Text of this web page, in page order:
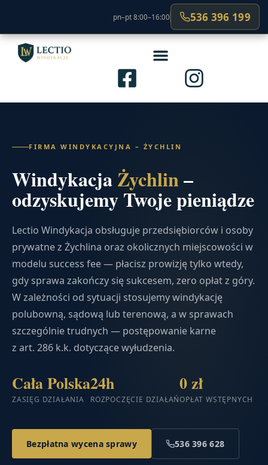
pn–pt 8:00–16:00 536 396 199
FIRMA WINDYKACYJNA – ŻYCHLIN
WindykacjaŻychlin–
odzyskujemy Twoje pieniądze
Lectio Windykacja obsługuje przedsiębiorców i osoby
prywatne z Żychlina oraz okolicznych miejscowości w
modelu success fee — płacisz prowizję tylko wtedy,
gdy sprawa zakończy się sukcesem, zero opłat z góry.
W zależności od sytuacji stosujemy windykację
polubowną, sądową lub terenową, a w sprawach
szczególnie trudnych — postępowanie karne
z art. 286 k.k. dotyczące wyłudzenia.
Cała Polska
ZASIĘG DZIAŁANIA
24h
ROZPOCZĘCIE DZIAŁAŃ
0 zł
OPŁAT WSTĘPNYCH
Bezpłatna wycena sprawy 536 396 628